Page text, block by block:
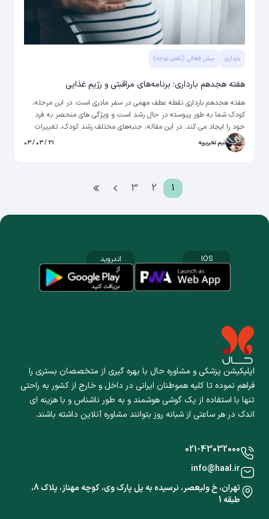
بارداری بیش فعالی (نقص توجه)
هفته هجدهم بارداری؛ برنامه‌های مراقبتی و رژیم غذایی
هفته هجدهم بارداری نقطه عطف مهمی در سفر مادری است. در این مرحله،
کودک شما به طور پیوسته در حال رشد است و ویژگی های منحصر به فرد
خود را ایجاد می کند. در این مقاله، جنبه‌های مختلف رشد کودک، تغییرات
بدن، مراقبت‌های ضروری دوران بارداری و ملاحظات رژیم غذایی برای اطمینان از
بارداری سالم و راحت را بررسی خواهیم کرد.
تیم تحریریه ۲۱ / ۰۳ / ۰۳
1
2
3
اپلیکیشن پزشکی و مشاوره حال با بهره گیری از متخصصان بستری را
فراهم نموده تا کلیه هموطنان ایرانی در داخل و خارج از کشور به راحتی
تنها با استفاده از یک گوشی هوشمند و به طور ناشناس و با هزینه ای
اندک در هر ساعتی از شبانه روز بتوانند مشاوره آنلاین داشته باشند.
IOS اندروید
021-43032000
info@haal.ir
تهران، خ ولیعصر، نرسیده به پل پارک وی، کوچه مهناز، پلاک 8،
طبقه 1